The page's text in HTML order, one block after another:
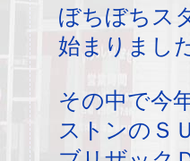
ぼちぼちス
始まりまし
その中で今
ストンのＳ